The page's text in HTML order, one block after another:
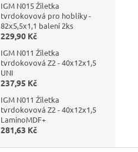
IGM N015 Žiletka
tvrdokovová pro hoblíky -
82x5,5x1,1 balení 2ks
229,90 Kč
IGM N011 Žiletka
tvrdokovová Z2 - 40x12x1,5
UNI
237,95 Kč
IGM N011 Žiletka
tvrdokovová Z2 - 40x12x1,5
LaminoMDF+
281,63 Kč